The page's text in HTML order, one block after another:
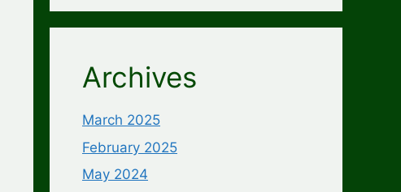
Archives
March 2025
February 2025
May 2024